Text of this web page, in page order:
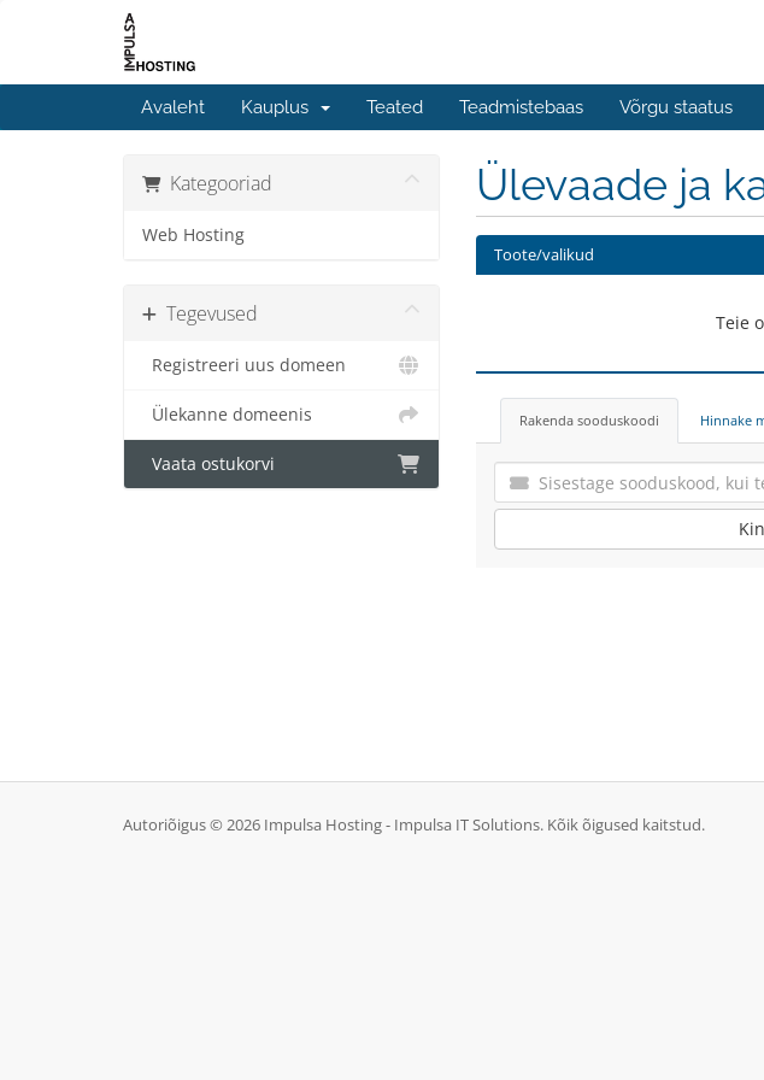
Avaleht Kauplus Teated Teadmistebaas Võrgu staatus
Kategooriad
Web Hosting
Tegevused
Registreeri uus domeen
Ülekanne domeenis
Vaata ostukorvi
Ülevaade ja
Toote/valikud
Teie
Rakenda sooduskoodi Hinnake
Autoriõigus © 2026 Impulsa Hosting - Impulsa IT Solutions. Kõik õigused kaitstud.